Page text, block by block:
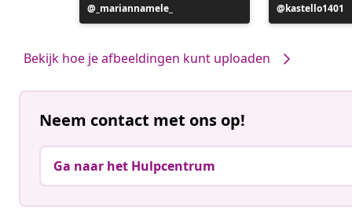
Bericht
gepubliceerd
_mariannamele_
Bericht
gepubliceerd
kastello1401
Bekijk hoe je afbeeldingen kunt uploaden
Neem contact met ons op!
Ga naar het Hulpcentrum